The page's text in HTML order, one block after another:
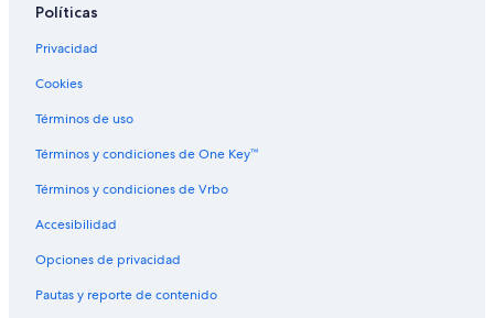
Políticas
Privacidad
Cookies
Términos de uso
Términos y condiciones de One Key™
Términos y condiciones de Vrbo
Accesibilidad
Opciones de privacidad
Pautas y reporte de contenido